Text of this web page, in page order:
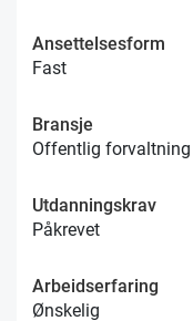
Ansettelsesform
Fast
Bransje
Offentlig forvaltning
Utdanningskrav
Påkrevet
Arbeidserfaring
Ønskelig